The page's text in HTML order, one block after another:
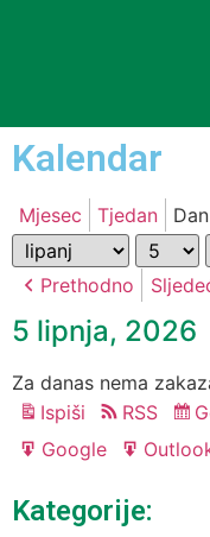
Kalendar
Mjesec Tjedan
Dan
Mjesec
Dan
Prethodno
5 lipnja, 2026
Za danas nema
Ispiši
Pregled
RSS
Export
Google
Export
Kategorije: